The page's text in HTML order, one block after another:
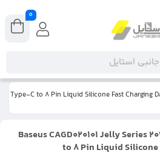
C Type-C to 8 Pin Liquid Silicone Fast Charging
: Baseus CAGD020101 Jelly Series
to 8 Pin Liquid Silicone
0